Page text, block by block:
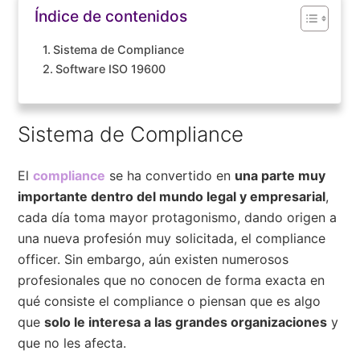
Índice de contenidos
Sistema de Compliance
Software ISO 19600
Sistema de Compliance
Elcompliance se ha convertido en una parte muy
importante dentro del mundo legal y empresarial,
cada día toma mayor protagonismo, dando origen a
una nueva profesión muy solicitada, el compliance
officer. Sin embargo, aún existen numerosos
profesionales que no conocen de forma exacta en
qué consiste el compliance o piensan que es algo
quesolo le interesa a las grandes organizaciones y
que no les afecta.